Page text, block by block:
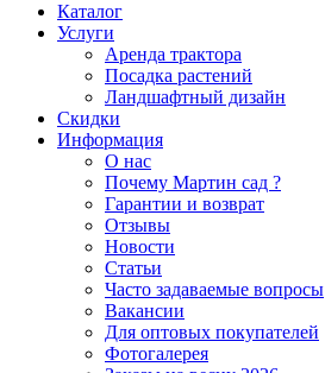
Каталог
Услуги
Аренда трактора
Посадка растений
Ландшафтный дизайн
Скидки
Информация
О нас
Почему Мартин сад ?
Гарантии и возврат
Отзывы
Новости
Статьи
Часто задаваемые вопросы
Вакансии
Для оптовых покупателей
Фотогалерея